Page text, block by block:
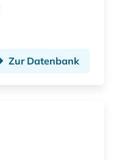
Zur Datenbank